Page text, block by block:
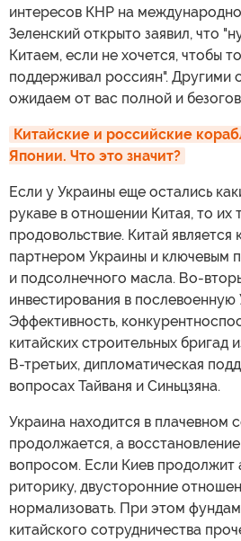
интересов КНР на
Зеленский открыто заявил, что
Китаем, если не хочется, чтобы
поддерживал россиян". Другими
ожидаем от вас полной и
Китайские и российские
Японии. Что это значит?
Если у Украины еще остались
рукаве в отношении Китая, то их
продовольствие. Китай
партнером Украины и ключевым
и подсолнечного масла. Во-
инвестирования в послевоенную
Эффективность,
китайских строительных бригад
В-третьих, дипломатическая
вопросах Тайваня и Синьцзяна.
Украина находится в плачевном
продолжается, а
вопросом. Если Киев продолжит
риторику, двусторонние
нормализовать. При этом
китайского сотрудничества